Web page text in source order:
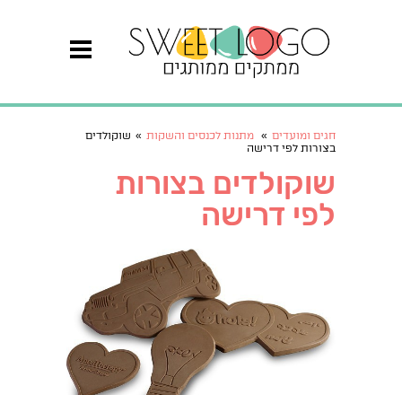
חגים ומועדים » מתנות לכנסים והשקות » שוקולדים
בצורות לפי דרישה
שוקולדים בצורות
לפי דרישה